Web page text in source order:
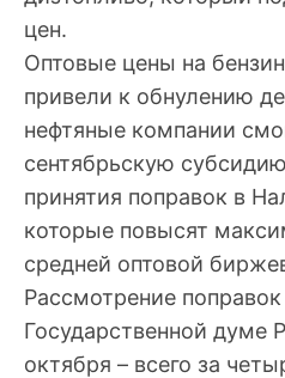
цен.
Оптовые цены на
привели к обнулению
нефтяные компании
сентябрьскую
принятия поправок в
которые повысят
средней оптовой
Рассмотрение
Государственной думе
октября – всего за